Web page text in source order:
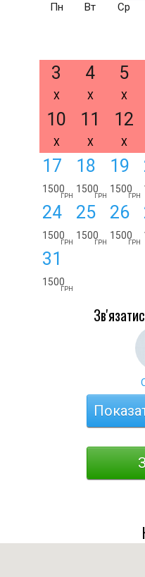
Пн Вт Ср
3
X
4
X
5
X
10
X
11
X
12
X
17
1500
ГРН
18
1500
ГРН
19
1500
ГРН
24
1500
ГРН
25
1500
ГРН
26
1500
ГРН
31
1500
ГРН